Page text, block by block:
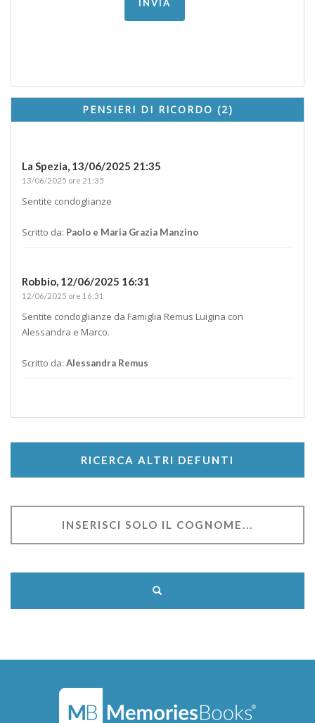
PENSIERI DI RICORDO (2)
La Spezia, 13/06/2025 21:35
13/06/2025 ore 21:35
Sentite condoglianze
Scritto da: Paolo e Maria Grazia Manzino
Robbio, 12/06/2025 16:31
12/06/2025 ore 16:31
Sentite condoglianze da Famiglia Remus Luigina con
Alessandra e Marco.
Scritto da: Alessandra Remus
RICERCA ALTRI DEFUNTI